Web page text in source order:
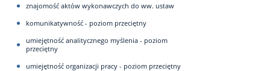
znajomość aktów wykonawczych do ww. ustaw
komunikatywność - poziom przeciętny
umiejętność analitycznego myślenia - poziom
przeciętny
umiejętność organizacji pracy - poziom przeciętny